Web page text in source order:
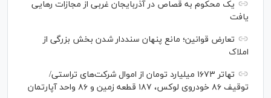
یک محکوم به قصاص در آذربایجان‌ غربی از مجازات رهایی
یافت
تعارض قوانین؛ مانع پنهان سنددار شدن بخش بزرگی از
املاک
تهاتر ۱۶۷۳ میلیارد تومان از اموال شرکت‌های تراستی/
توقیف ۸۶ خودروی لوکس، ۱۸۷ قطعه زمین و ۸۶ واحد آپارتمان